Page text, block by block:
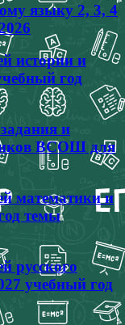
языку 2, 3, 4
истории и
год
и
ВСОШ для
математики и
темы
русского
учебный год